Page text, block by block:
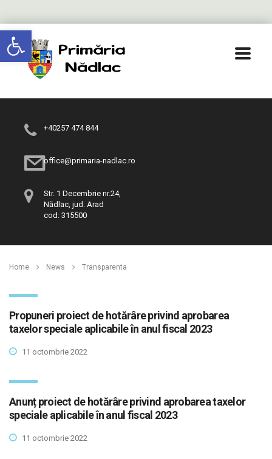
Deschide bara de unelte
+40257 474 844
office@primaria-nadlac.ro
Str. 1 Decembrie nr.24,
Nădlac, jud. Arad
cod: 315500
Home News Transparenta
Propuneri proiect de hotărâre privind aprobarea
taxelor speciale aplicabile în anul fiscal 2023
11 octombrie 2022
Anunț proiect de hotărâre privind aprobarea taxelor
speciale aplicabile în anul fiscal 2023
11 octombrie 2022